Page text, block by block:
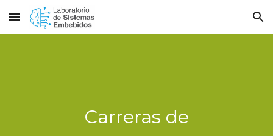
Skip to main content Skip to navigation
Carreras de